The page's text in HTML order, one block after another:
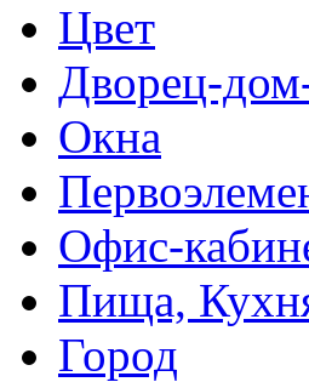
Цвет
Дворец-
Окна
Офис-
Пища,
Город